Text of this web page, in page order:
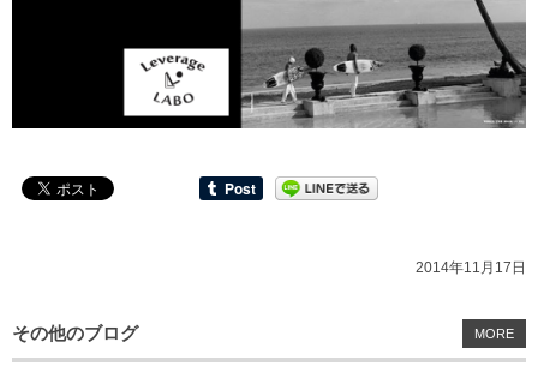
2014年11月17日
その他のブログ MORE